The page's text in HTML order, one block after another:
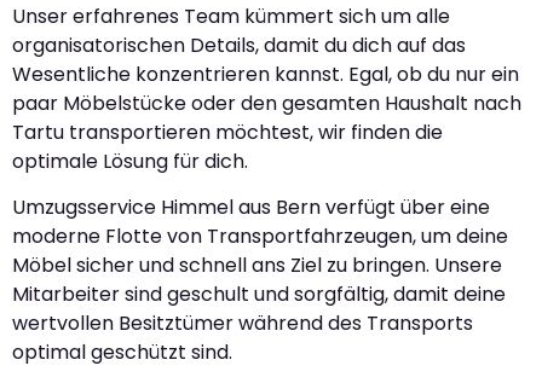
Unser erfahrenes Team kümmert sich um alle
organisatorischen Details, damit du dich auf das
Wesentliche konzentrieren kannst. Egal, ob du nur ein
paar Möbelstücke oder den gesamten Haushalt nach
Tartu transportieren möchtest, wir finden die
optimale Lösung für dich.
Umzugsservice Himmel aus Bern verfügt über eine
moderne Flotte von Transportfahrzeugen, um deine
Möbel sicher und schnell ans Ziel zu bringen. Unsere
Mitarbeiter sind geschult und sorgfältig, damit deine
wertvollen Besitztümer während des Transports
optimal geschützt sind.